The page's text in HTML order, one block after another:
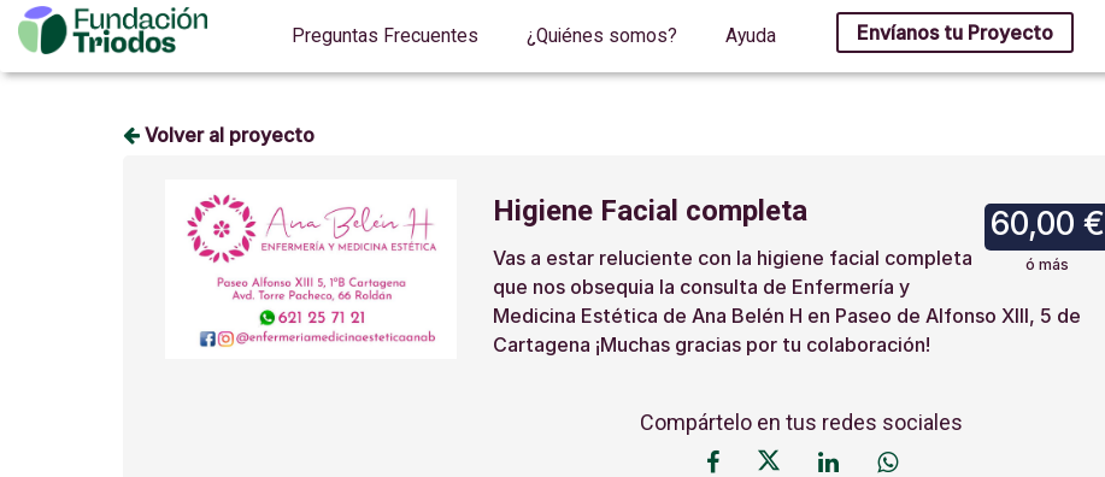
Preguntas Frecuentes ¿Quiénes somos? Ayuda Envíanos tu Proyecto
Volver al proyecto
60,00 €
ó más
Higiene Facial completa
Vas a estar reluciente con la higiene facial completa
que nos obsequia la consulta de Enfermería y
Medicina Estética de Ana Belén H en Paseo de Alfonso XIII, 5 de
Cartagena ¡Muchas gracias por tu colaboración!
Compártelo en tus redes sociales